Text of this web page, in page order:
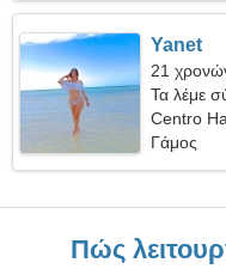
Yanet
21
Τα λέμε
Centro
Γάμος
Πώς